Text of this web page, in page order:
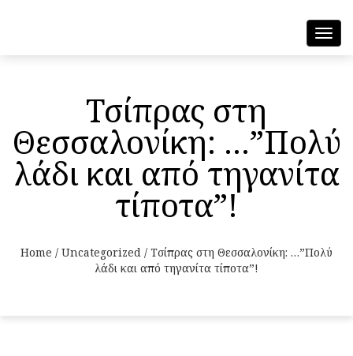
Τσίπρας στη
Θεσσαλονίκη: …”Πολύ
λάδι και από τηγανίτα
τίποτα”!
Home / Uncategorized / Τσίπρας στη Θεσσαλονίκη: …”Πολύ
λάδι και από τηγανίτα τίποτα”!